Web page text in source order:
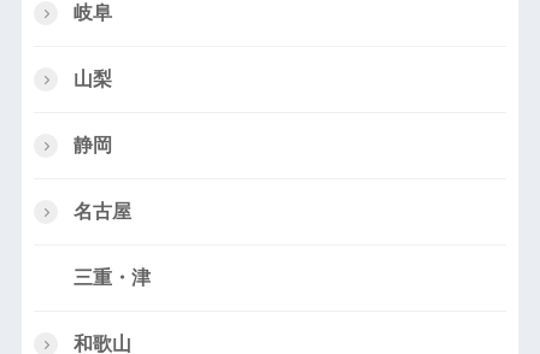
岐阜
山梨
静岡
名古屋
三重・津
和歌山